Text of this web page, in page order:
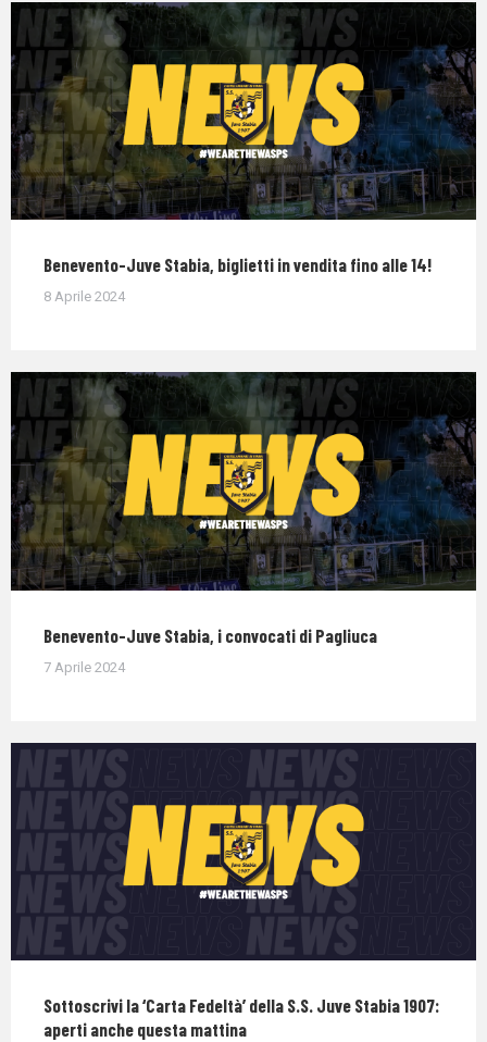
Benevento-Juve Stabia, biglietti in vendita fino alle 14!
8 Aprile 2024
Benevento-Juve Stabia, i convocati di Pagliuca
7 Aprile 2024
Sottoscrivi la ‘Carta Fedeltà’ della S.S. Juve Stabia 1907:
aperti anche questa mattina